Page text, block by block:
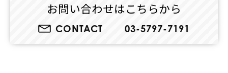
お問い合わせはこちらから
CONTACT 03-5797-7191